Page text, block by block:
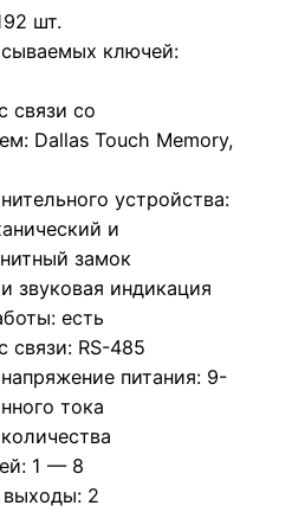
шт.
ключей:
связи со
Dallas Touch Memory,
устройства:
и
замок
звуковая индикация
есть
связи: RS-485
питания: 9-
тока
1 — 8
выходы: 2